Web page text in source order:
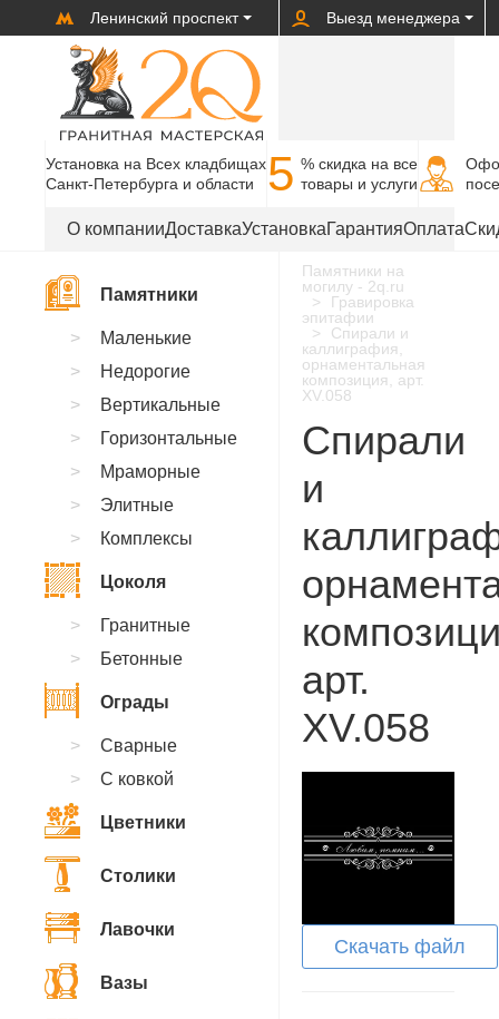
Ленинский проспект Выезд менеджера
Установка на Всех кладбищах
Санкт-Петербурга и области
5 % cкидка на все
товары и услуги
О компанииДоставкаУстановкаГарантияОплата
Памятники на
могилу - 2q.ru
Гравировка
эпитафии
Спирали и
каллиграфия,
орнаментальная
композиция, арт.
XV.058
Спирали
и
арт.
XV.058
Скачать файл
Памятники
Маленькие
Недорогие
Вертикальные
Горизонтальные
Мраморные
Элитные
Комплексы
Цоколя
Гранитные
Бетонные
Ограды
Сварные
С ковкой
Цветники
Столики
Лавочки
Вазы